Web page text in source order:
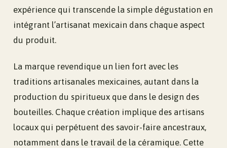
expérience qui transcende la simple dégustation en
intégrant l’artisanat mexicain dans chaque aspect
du produit.
La marque revendique un lien fort avec les
traditions artisanales mexicaines, autant dans la
production du spiritueux que dans le design des
bouteilles. Chaque création implique des artisans
locaux qui perpétuent des savoir-faire ancestraux,
notamment dans le travail de la céramique. Cette